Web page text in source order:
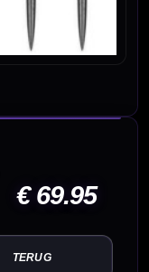
€ 69.95
TERUG